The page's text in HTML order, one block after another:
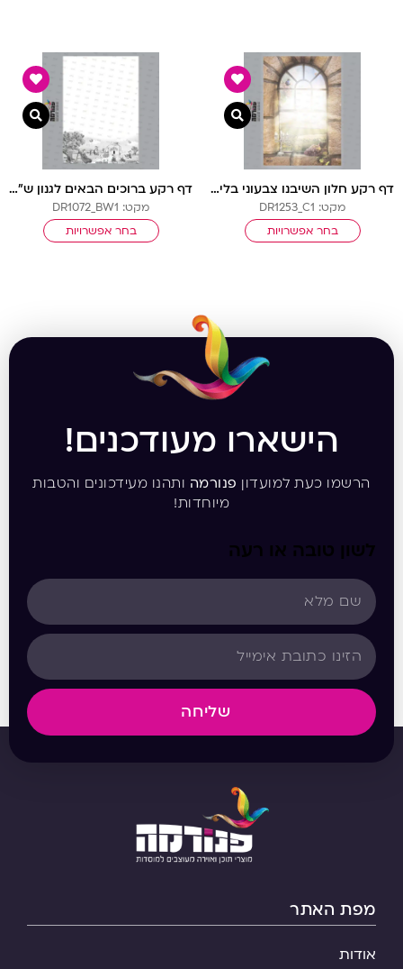
דף רקע חלון השיבנו צבעוני בלי שורות
מקט: DR1253_C1
בחר אפשרויות
דף רקע ברוכים הבאים לגנון ש”ל בלי שורות
מקט: DR1072_BW1
בחר אפשרויות
הישארו מעודכנים!
הרשמו כעת למועדון פנורמה ותהנו מעידכונים והטבות
מיוחדות!
לשון טובה או רעה
שליחה
מפת האתר
אודות